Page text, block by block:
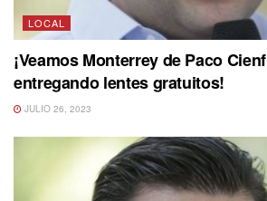
LOCAL
¡Veamos Monterrey de Paco
entregando lentes gratuitos!
JULIO 26, 2023